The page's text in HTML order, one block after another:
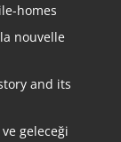
homes
nouvelle
and its
geleceği